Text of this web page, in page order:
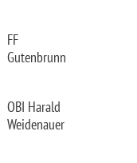
FF
Gutenbrunn
OBI Harald
Weidenauer